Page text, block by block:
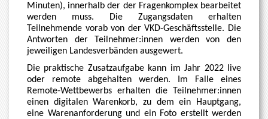
Minuten), innerhalb der der Fragenkomplex bearbeitet
werden muss. Die Zugangsdaten erhalten
Teilnehmende vorab von der VKD-Geschäftsstelle. Die
Antworten der Teilnehmer:innen werden von den
jeweiligen Landesverbänden ausgewert.
Die praktische Zusatzaufgabe kann im Jahr 2022 live
oder remote abgehalten werden. Im Falle eines
Remote-Wettbewerbs erhalten die Teilnehmer:innen
einen digitalen Warenkorb, zu dem ein Hauptgang,
eine Warenanforderung und ein Foto erstellt werden